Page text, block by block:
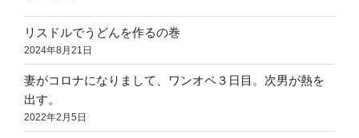
リスドルでうどんを作るの巻
2024年8月21日
妻がコロナになりまして、ワンオペ３日目。次男が熱を
出す。
2022年2月5日